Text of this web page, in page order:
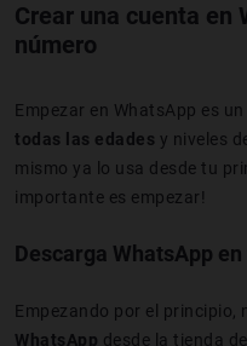
Crear una cuenta en
número
Empezar en WhatsApp es
todas las edades y niveles
mismo ya lo usa desde tu
importante es empezar!
Descarga WhatsApp
Empezando por el principio,
WhatsApp desde la tienda